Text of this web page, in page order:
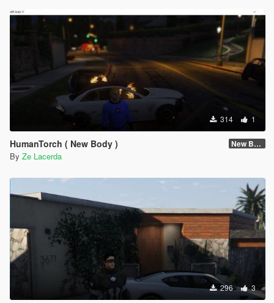
314 1
HumanTorch ( New Body ) New Body
By Ze Lacerda
296 3